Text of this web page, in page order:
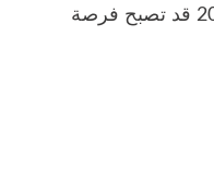
ذات معنى، فإن انتخابات عام 2026 قد تصبح فرصة